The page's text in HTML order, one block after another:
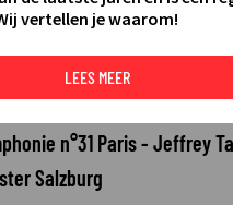
n°31 Paris - Jeffrey
Salzburg
vertellen je waarom!
LEES MEER